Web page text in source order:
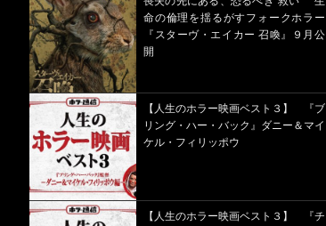
命の倫理を揺るがすフォークホラー
『スターヴ・エイカー 召喚』９月公
開
【人生のホラー映画ベスト３】 『ブ
リング・ハー・バック』ダニー＆マイ
ケル・フィリッポウ
【人生のホラー映画ベスト３】 『チ